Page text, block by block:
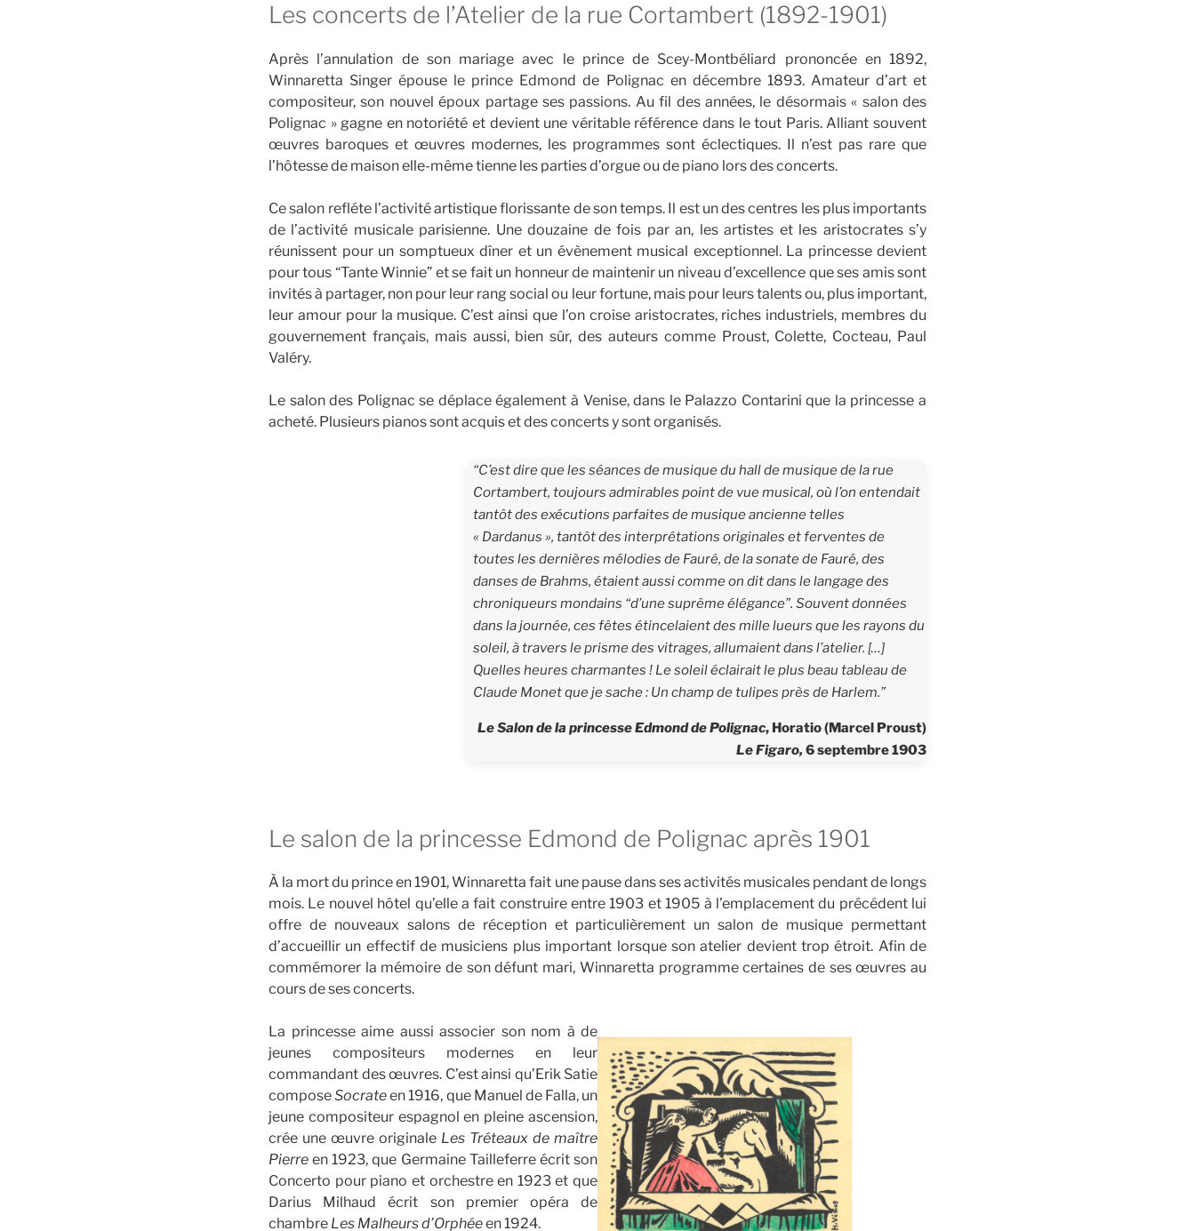
Les concerts de l’Atelier de la rue Cortambert (1892-1901)
Après l’annulation de son mariage avec le prince de Scey-Montbéliard prononcée en 1892,
Winnaretta Singer épouse le prince Edmond de Polignac en décembre 1893. Amateur d’art et
compositeur, son nouvel époux partage ses passions. Au fil des années, le désormais « salon des
Polignac » gagne en notoriété et devient une véritable référence dans le tout Paris. Alliant souvent
œuvres baroques et œuvres modernes, les programmes sont éclectiques. Il n’est pas rare que
l’hôtesse de maison elle-même tienne les parties d’orgue ou de piano lors des concerts.
Ce salon refléte l’activité artistique florissante de son temps. Il est un des centres les plus importants
de l’activité musicale parisienne. Une douzaine de fois par an, les artistes et les aristocrates s’y
réunissent pour un somptueux dîner et un évènement musical exceptionnel. La princesse devient
pour tous “Tante Winnie” et se fait un honneur de maintenir un niveau d’excellence que ses amis sont
invités à partager, non pour leur rang social ou leur fortune, mais pour leurs talents ou, plus important,
leur amour pour la musique. C’est ainsi que l’on croise aristocrates, riches industriels, membres du
gouvernement français, mais aussi, bien sûr, des auteurs comme Proust, Colette, Cocteau, Paul
Valéry.
Le salon des Polignac se déplace également à Venise, dans le Palazzo Contarini que la princesse a
acheté. Plusieurs pianos sont acquis et des concerts y sont organisés.
“C’est dire que les séances de musique du hall de musique de la rue
Cortambert, toujours admirables point de vue musical, où l’on entendait
tantôt des exécutions parfaites de musique ancienne telles
« Dardanus », tantôt des interprétations originales et ferventes de
toutes les dernières mélodies de Fauré, de la sonate de Fauré, des
danses de Brahms, étaient aussi comme on dit dans le langage des
chroniqueurs mondains “d’une suprême élégance”. Souvent données
dans la journée, ces fêtes étincelaient des mille lueurs que les rayons du
soleil, à travers le prisme des vitrages, allumaient dans l’atelier. […]
Quelles heures charmantes ! Le soleil éclairait le plus beau tableau de
Claude Monet que je sache : Un champ de tulipes près de Harlem.”
Le Salon de la princesse Edmond de Polignac, Horatio (Marcel Proust)
Le Figaro, 6 septembre 1903
Le salon de la princesse Edmond de Polignac après 1901
À la mort du prince en 1901, Winnaretta fait une pause dans ses activités musicales pendant de longs
mois. Le nouvel hôtel qu’elle a fait construire entre 1903 et 1905 à l’emplacement du précédent lui
offre de nouveaux salons de réception et particulièrement un salon de musique permettant
d’accueillir un effectif de musiciens plus important lorsque son atelier devient trop étroit. Afin de
commémorer la mémoire de son défunt mari, Winnaretta programme certaines de ses œuvres au
cours de ses concerts.
La princesse aime aussi associer son nom à de
jeunes compositeurs modernes en leur
commandant des œuvres. C’est ainsi qu’Erik Satie
composeSocrateen 1916, que Manuel de Falla, un
jeune compositeur espagnol en pleine ascension,
crée une œuvre originale Les Tréteaux de maître
Pierre en 1923, que Germaine Tailleferre écrit son
Concerto pour piano et orchestre en 1923 et que
Darius Milhaud écrit son premier opéra de
chambre Les Malheurs d’Orphéeen 1924.